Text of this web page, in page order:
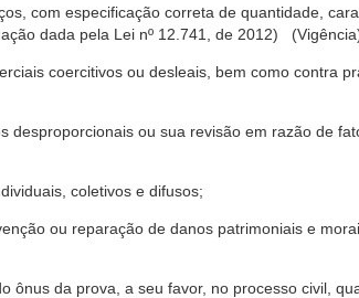
com especificação correta de quantidade,
dada pela Lei nº 12.741, de 2012)
coercitivos ou desleais, bem como contra
ou sua revisão em razão de
coletivos e difusos;
ou reparação de danos patrimoniais e
ônus da prova, a seu favor, no processo civil,